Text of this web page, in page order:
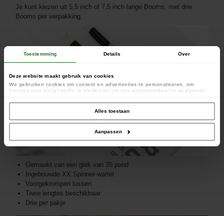
Toestemming Details Over
Deze website maakt gebruik van cookies
We gebruiken cookies om content en advertenties te personaliseren, om
functies voor social media te bieden en om ons websiteverkeer te analyseren.
social media, adverteren en analyse. Deze partners kunnen deze gegevens
combineren met andere informatie die u aan ze heeft verstrekt of die ze hebben
verzameld op basis van uw gebruik van hun services.
Alles toestaan
Aanpassen
Je kunt kiezen uit 5,5 inch of 7,5 inch lange Booms, met drie
Booms per verpakking.
Gemaakt van een giek van 35 pond
Ingebouwde XX Spinner-wartel
Voorgekrompen lussen
Twee lengtes beschikbaar
Drie per pakje